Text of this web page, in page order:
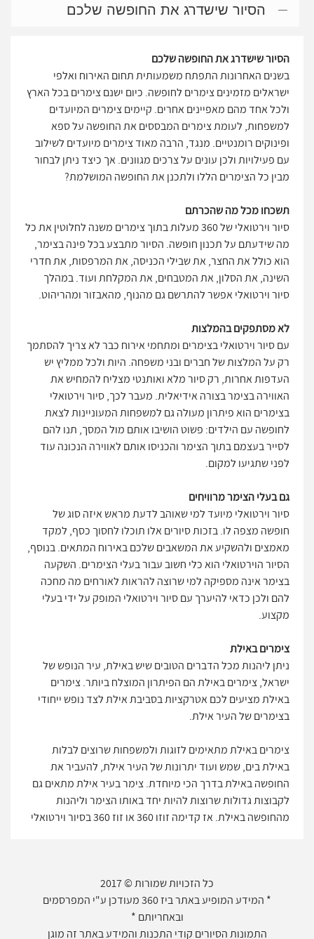
הסיור שישדרג את החופשה שלכם
הסיור שישדרג את החופשה שלכם
בשנים האחרונות התפתח משמעותית תחום האירוח ואלפי
ישראלים מזמינים צימרים לחופשה. כיום ישנם צימרים בכל הארץ
ולכל אחד מהם מאפיינים אחרים. קיימים צימרים המיועדים
למשפחות, לעומת צימרים המבססים את החופשה על ספא
ופינוקים רומנטיים. מנגד, הרבה מאוד צימרים מיועדים לשילוב
עם פעילויות ולכן עונים על צרכים מגוונים. אך כיצד ניתן לבחור
מבין כל הצימרים הללו ולתכנן את החופשה המושלמת?
תשכחו מכל מה שהכרתם
סיור וירטואלי של 360 מעלות בתוך צימרים משנה לחלוטין את כל
מה שידעתם על תכנון חופשה. הסיור מתבצע בכל פינה בצימר,
הוא כולל את החצר, את שבילי הכניסה, את המרפסות, את חדרי
השינה, את הסלון, את המטבחים, את המקלחת ועוד. במהלך
סיור וירטואלי אפשר להתרשם גם מהנוף, מהאבזור ומהריהוט.
לא מסתפקים בהמלצות
עם סיור וירטואלי בצימרים ומתחמי אירוח כבר לא צריך להסתמך
רק על המלצות של חברים ובני משפחה. היות ולכל ממליץ יש
העדפות אחרות, רק סיור מלא ואותנטי מצליח להמחיש את
האווירה בצימר בצורה אידיאלית. מעבר לכך, סיור וירטואלי
בצימרים הוא פיתרון מעולה גם למשפחות המעוניינות לצאת
לחופשה עם הילדים: פשוט הושיבו אותם מול המסך, תנו להם
לסייר בעצמם בתוך הצימר והכניסו אותם לאווירה הנכונה עוד
לפני שתגיעו למקום.
גם בעלי הצימר מרוויחים
סיור וירטואלי מיועד למי שאוהב לדעת מראש איזה סוג של
חופשה מצפה לו. בזכות סיורים אלו תוכלו לחסוך כסף, למקד
מאמצים ולהשקיע את המשאבים שלכם באירוח המתאים. בנוסף,
הסיור הוירטואלי הוא כלי חשוב עבור בעלי הצימרים. השקעה
בצימר אינה מספיקה למי שרוצה להראות לאורחים מה מחכה
להם ולכן כדאי להיערך עם סיור וירטואלי המופק על ידי בעלי
מקצוע.
צימרים באילת
ניתן ליהנות מכל הדברים הטובים שיש באילת, עיר הנופש של
ישראל, צימרים באילת הם הפיתרון המוצלח ביותר. צימרים
באילת מציעים לכם אטרקציות בסביבת אילת לצד נופש ייחודי
בצימרים של העיר אילת.
צימרים באילת מתאימים לזוגות ולמשפחות שרוצים לבלות
באילת בים, שמש ועוד יתרונות של העיר אילת, להעביר את
החופשה באילת בדרך הכי מיוחדת. צימר בעיר אילת מתאים גם
לקבוצות גדולות שרוצות להיות יחד באותו הצימר וליהנות
מהחופשה באילת. אז קדימה זוזו 360 או זוז 360 בסיור וירטואלי
כל הזכויות שמורות © 2017
* המידע המופיע באתר ביז 360 מעודכן ע"י המפרסמים
ובאחריותם *
התמונות הסיורים קודי התכנות והמידע באתר זה מוגן